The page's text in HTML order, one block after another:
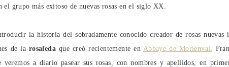
grupo más exitoso de nuevas rosas en el siglo XX.
la historia del sobradamente conocido creador de rosas nuevas
de la rosaleda que creó recientemente en Abbaye de Morienval ,
a diario pasear sus rosas, con nombres y apellidos, en